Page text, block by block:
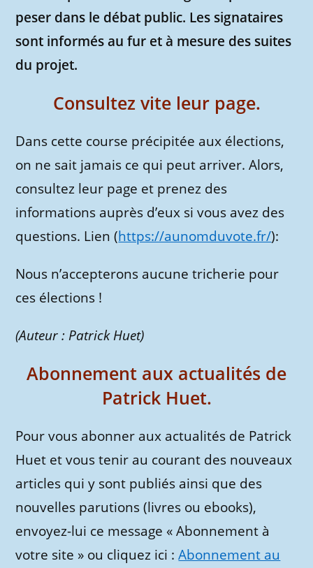
peser dans le débat public. Les signataires
sont informés au fur et à mesure des suites
du projet.
Consultez vite leur page.
Dans cette course précipitée aux élections,
on ne sait jamais ce qui peut arriver. Alors,
consultez leur page et prenez des
informations auprès d’eux si vous avez des
questions. Lien (https://aunomduvote.fr/):
Nous n’accepterons aucune tricherie pour
ces élections !
(Auteur : Patrick Huet)
Abonnement aux actualités de
Patrick Huet.
Pour vous abonner aux actualités de Patrick
Huet et vous tenir au courant des nouveaux
articles qui y sont publiés ainsi que des
nouvelles parutions (livres ou ebooks),
envoyez-lui ce message « Abonnement à
votre site » ou cliquez ici :Abonnement au